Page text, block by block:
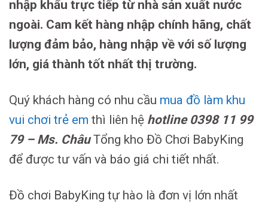
nhập khẩu trực tiếp từ nhà sản xuất nước
ngoài. Cam kết hàng nhập chính hãng, chất
lượng đảm bảo, hàng nhập về với số lượng
lớn, giá thành tốt nhất thị trường.
Quý khách hàng có nhu cầu mua đồ làm khu
vui chơi trẻ em thì liên hệ hotline 0398 11 99
79 – Ms. ChâuTổng kho Đồ Chơi BabyKing
để được tư vấn và báo giá chi tiết nhất.
Đồ chơi BabyKing tự hào là đơn vị lớn nhất